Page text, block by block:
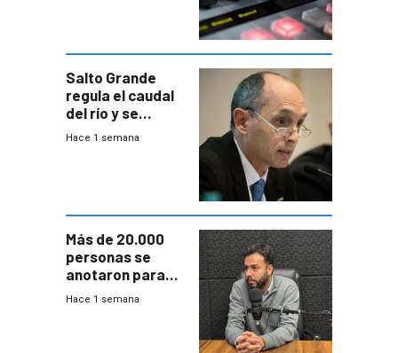
Salto Grande
regula el caudal
del río y se
prepara para un
Hace 1 semana
Más de 20.000
personas se
anotaron para
las pruebas
Hace 1 semana